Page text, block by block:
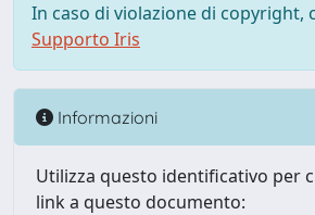
In caso di violazione di copyright,
Supporto Iris
Informazioni
Utilizza questo identificativo per
link a questo documento: